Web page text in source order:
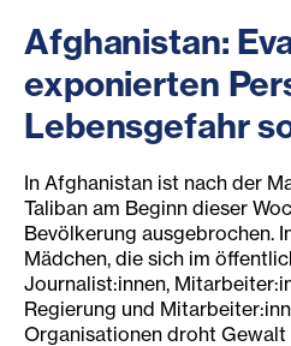
Afghanistan:
exponierten
Lebensgefahr
In Afghanistan ist nach der
Taliban am Beginn dieser
Bevölkerung ausgebrochen.
Mädchen, die sich im
Journalist:innen,
Regierung und
Organisationen droht Gewalt